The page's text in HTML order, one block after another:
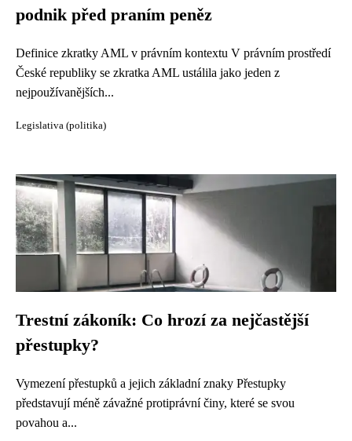
podnik před praním peněz
Definice zkratky AML v právním kontextu V právním prostředí
České republiky se zkratka AML ustálila jako jeden z
nejpoužívanějších...
Legislativa (politika)
Trestní zákoník: Co hrozí za nejčastější
přestupky?
Vymezení přestupků a jejich základní znaky Přestupky
představují méně závažné protiprávní činy, které se svou
povahou a...